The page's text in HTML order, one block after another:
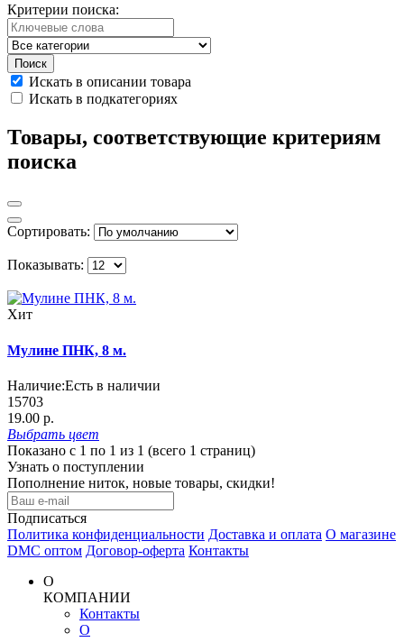
Критерии поиска:
Искать в описании товара
Искать в подкатегориях
Товары, соответствующие критериям
поиска
Сортировать:
Показывать:
Хит
Мулине ПНК, 8 м.
Наличие:Есть в наличии
15703
19.00 р.
Выбрать цвет
Показано с 1 по 1 из 1 (всего 1 страниц)
Узнать о поступлении
Пополнение ниток, новые товары, скидки!
Подписаться
Политика конфиденциальности Доставка и оплата О магазине
DMC оптом Договор-оферта Контакты
О
КОМПАНИИ
Контакты
О